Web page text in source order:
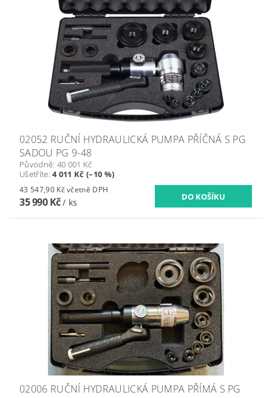
02052 RUČNÍ HYDRAULICKÁ PUMPA PŘÍČNÁ S PG
SADOU PG 9-48
Původně: 40 001 Kč
Ušetříte:4 011 Kč (–10 %)
43 547,90 Kč včetně DPH
35 990 Kč/ ks
02006 RUČNÍ HYDRAULICKÁ PUMPA PŘÍMÁ S PG